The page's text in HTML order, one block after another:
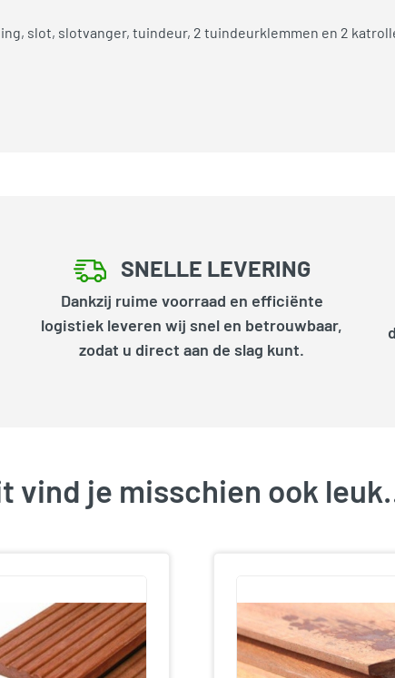
slot, slotvanger, tuindeur, 2 tuindeurklemmen en 2
SNELLE LEVERING
Dankzij ruime voorraad en efficiënte
logistiek leveren wij snel en betrouwbaar,
zodat u direct aan de slag kunt.
vind je misschien ook